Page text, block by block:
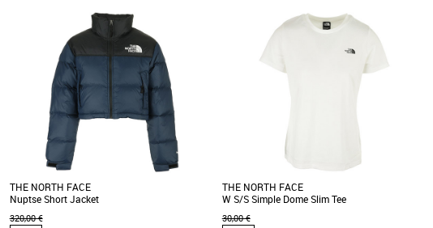
Vêtements pas cher et Promos Vêtements
Découvrez la doudoune The North Face 96
RETRO Nuptse, un incontournable pour
affronter les saisons automnales [...]
Vêtements pas cher et Promos Vêtements
Adoptez un look moderne et fonctionnel avec
la Gosei Puffer de The North Face pour femme.
Conçue pour [...]
THE NORTH FACE
Nuptse Short Jacket
320,00 €
THE NORTH FACE
W S/S Simple Dome Slim Tee
30,00 €